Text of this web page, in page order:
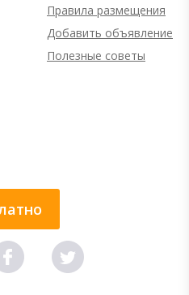
Правила размещения
Добавить объявление
Полезные советы